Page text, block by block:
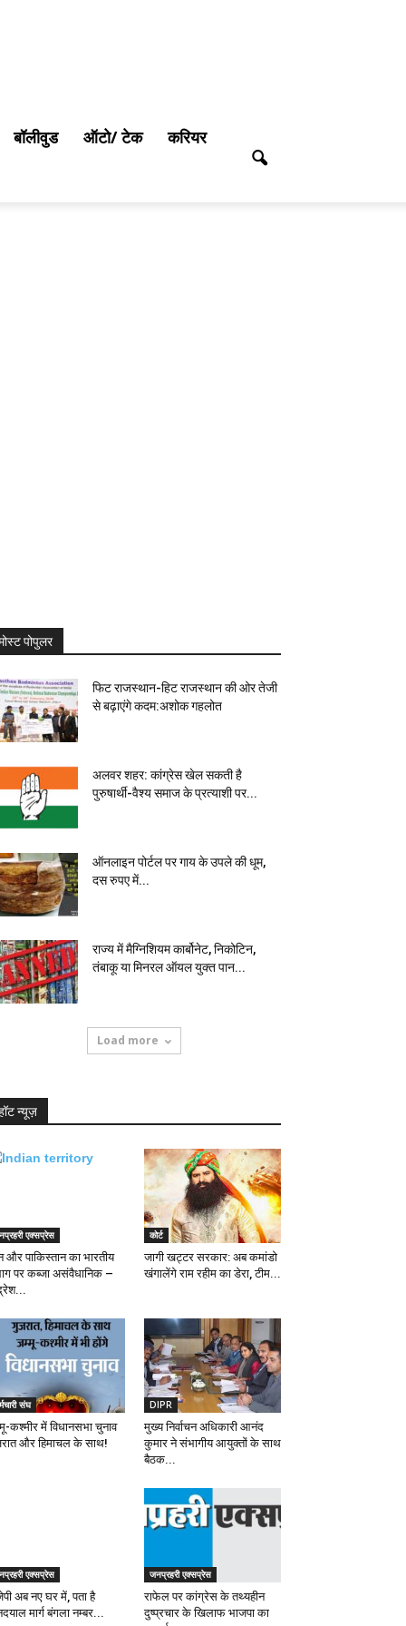
बॉलीवुड ऑटो/ टेक
करियर
पोपुलर
फिट राजस्थान-हिट राजस्थान की ओर तेजी
से बढ़ाएंगे कदम:अशोक गहलोत
अलवर शहर: कांग्रेस खेल सकती है
पुरुषार्थी-वैश्य समाज के प्रत्याशी पर...
ऑनलाइन पोर्टल पर गाय के उपले की धूम,
दस रुपए में...
राज्य में मैग्निशियम कार्बोनेट, निकोटिन,
तंबाकू या मिनरल ऑयल युक्त पान...
Load more
न्यूज़
एक्सप्रेस
और पाकिस्तान का भारतीय
पर कब्जा असंवैधानिक –
कोर्ट
जागी खट्टर सरकार: अब कमांडो
खंगालेंगे राम रहीम का डेरा, टीम...
संघ
कश्मीर में विधानसभा चुनाव
और हिमाचल के साथ!
DIPR
मुख्य निर्वाचन अधिकारी आनंद
कुमार ने संभागीय आयुक्तों के साथ
बैठक...
एक्सप्रेस
अब नए घर में, पता है
मार्ग बंगला नम्बर...
जनप्रहरी एक्सप्रेस
राफेल पर कांग्रेस के तथ्यहीन
दुष्प्रचार के खिलाफ भाजपा का